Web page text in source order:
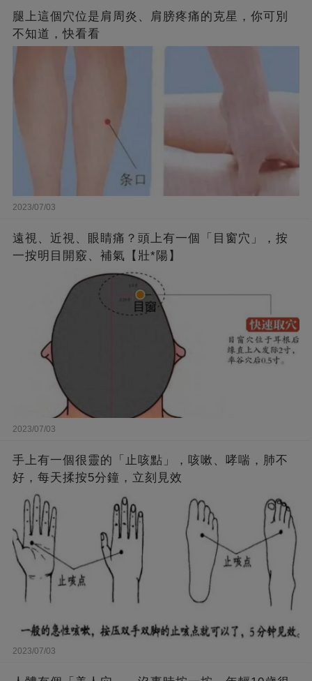
腿上這個穴位是肩周炎、肩膀疼痛的克星，你可別
不知道，快看看
2023/07/03
遠視、近視、眼睛痛？頭上有一個「目窗穴」，按
一按明目開竅、補氣【壯*陽】
2023/07/03
手上有一個很靈的「止咳點」，咳嗽、哮喘，肺不
好，每天揉按5分鐘，立刻見效
2023/07/03